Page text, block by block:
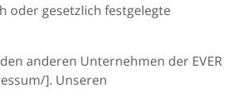
oder gesetzlich festgelegte
anderen Unternehmen der EVER
]. Unseren